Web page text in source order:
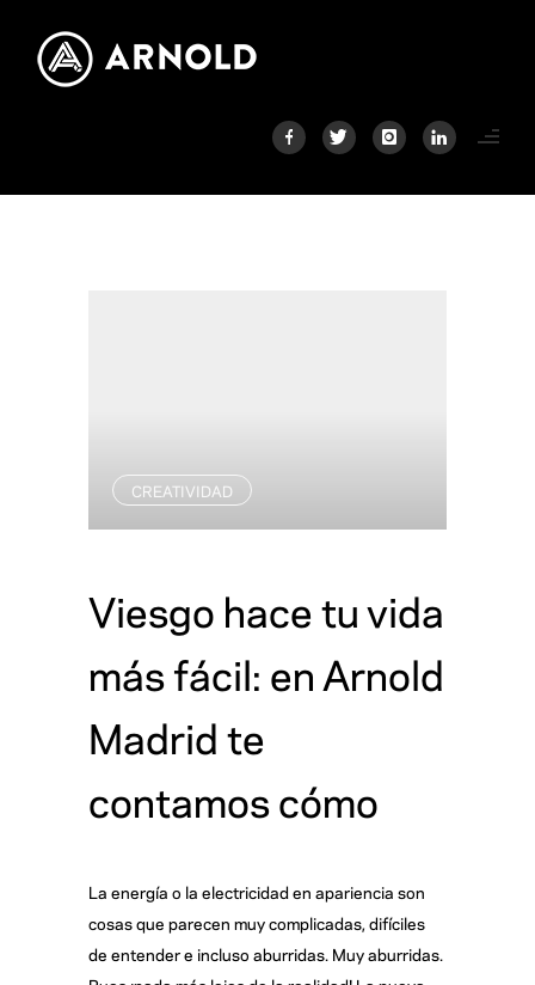
CREATIVIDAD
Viesgo hace tu vida
más fácil: en Arnold
Madrid te
contamos cómo
La energía o la electricidad en apariencia son
cosas que parecen muy complicadas, difíciles
de entender e incluso aburridas. Muy aburridas.